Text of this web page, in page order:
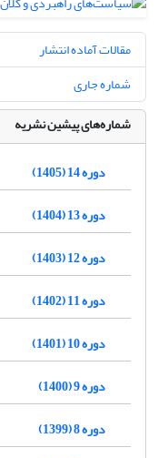
مقالات آماده انتشار
شماره جاری
شماره‌های پیشین نشریه
دوره 14 (1405)
دوره 13 (1404)
دوره 12 (1403)
دوره 11 (1402)
دوره 10 (1401)
دوره 9 (1400)
دوره 8 (1399)